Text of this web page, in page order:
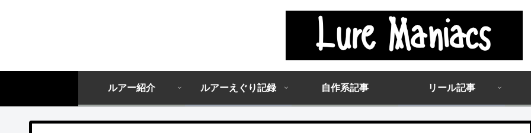
ルアー紹介 ルアーえぐり記録 自作系記事 リール記事